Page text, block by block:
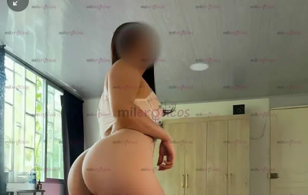
Favoritos
Pronto
podrás
registrarte
y
guardar
tus
favoritas
para